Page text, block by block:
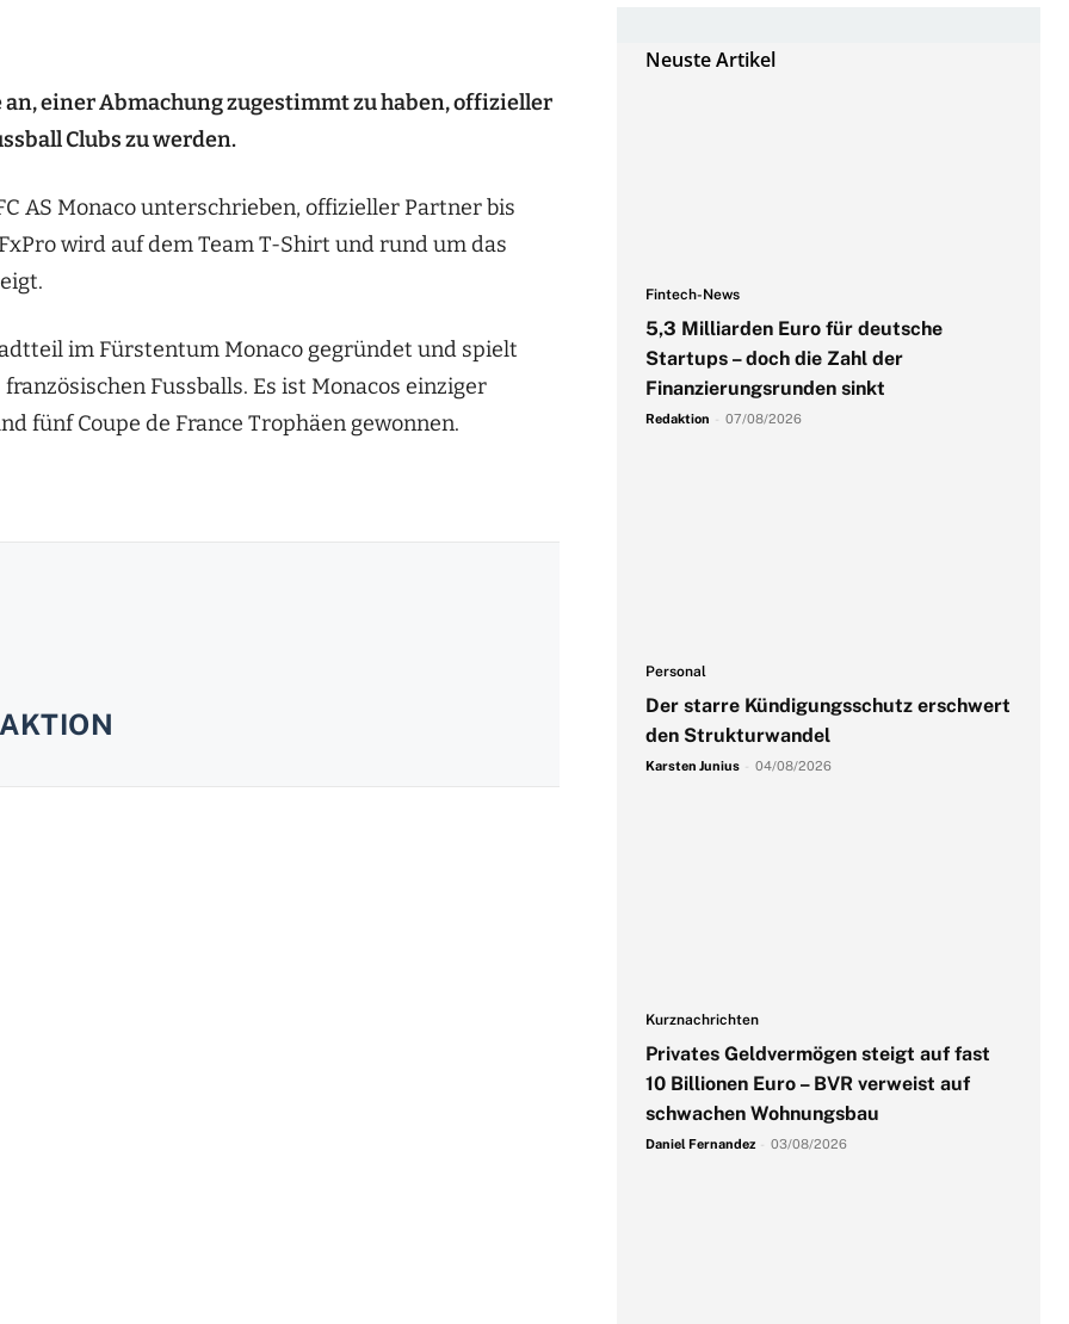
einer Abmachung zugestimmt zu haben, offizieller
Clubs zu werden.
AS Monaco unterschrieben, offizieller Partner bis
wird auf dem Team T-Shirt und rund um das
im Fürstentum Monaco gegründet und spielt
Fussballs. Es ist Monacos einziger
fünf Coupe de France Trophäen gewonnen.
Neuste Artikel
Fintech-News
5,3 Milliarden Euro für deutsche
Startups – doch die Zahl der
Finanzierungsrunden sinkt
Redaktion 07/08/2026
Personal
Der starre Kündigungsschutz erschwert
den Strukturwandel
Karsten Junius 04/08/2026
Kurznachrichten
Privates Geldvermögen steigt auf fast
10 Billionen Euro – BVR verweist auf
schwachen Wohnungsbau
Daniel Fernandez 03/08/2026